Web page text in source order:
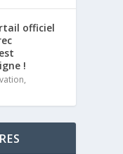
officiel
!
,